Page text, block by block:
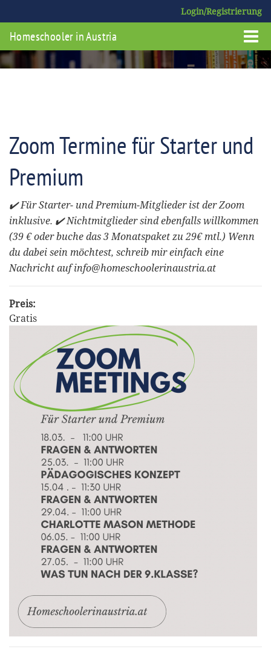
Login/Registrierung
Homeschooler in Austria
Zoom Termine für Starter und
Premium
✔️ Für Starter- und Premium-Mitglieder ist der Zoom
inklusive. ✔️ Nichtmitglieder sind ebenfalls willkommen
(39 € oder buche das 3 Monatspaket zu 29€ mtl.) Wenn
du dabei sein möchtest, schreib mir einfach eine
Nachricht auf info@homeschoolerinaustria.at
Preis:
Gratis